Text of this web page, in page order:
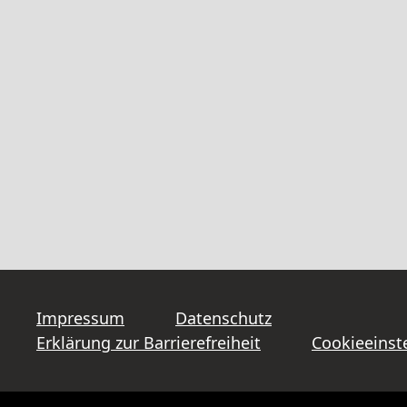
Impressum
Datenschutz
Erklärung zur Barrierefreiheit